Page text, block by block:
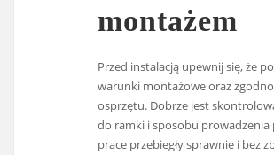
montażem
Przed instalacją upewnij się, że
warunki montażowe oraz
osprzętu. Dobrze jest
do ramki i sposobu prowadzenia
prace przebiegły sprawnie i bez